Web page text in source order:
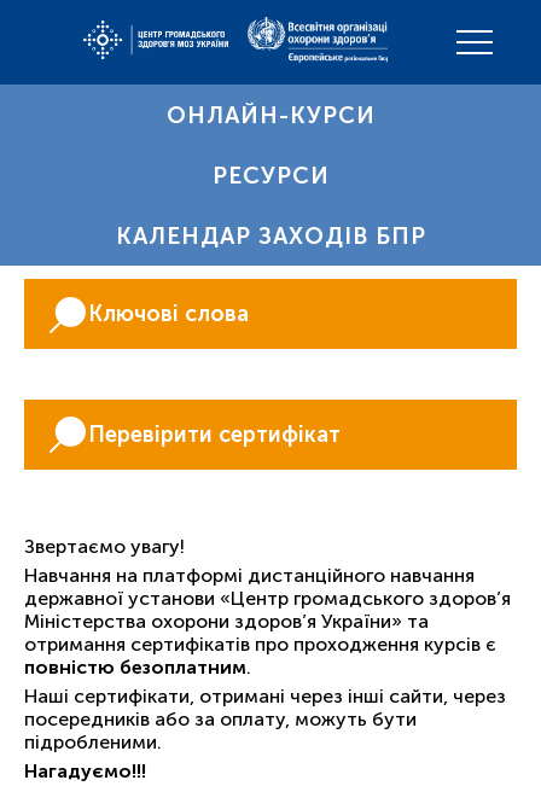
ОНЛАЙН-КУРСИ
РЕСУРСИ
КАЛЕНДАР ЗАХОДІВ БПР
Ключові слова
Перевірити сертифікат
Звертаємо увагу!
Навчання на платформі дистанційного навчання
державної установи «Центр громадського здоров’я
Міністерства охорони здоров’я України» та
отримання сертифікатів про проходження курсів є
повністю безоплатним.
Наші сертифікати, отримані через інші сайти, через
посередників або за оплату, можуть бути
підробленими.
Нагадуємо!!!